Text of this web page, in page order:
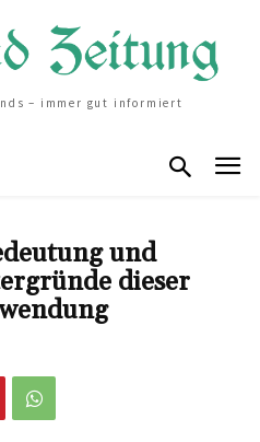
– immer gut informiert
und
dieser